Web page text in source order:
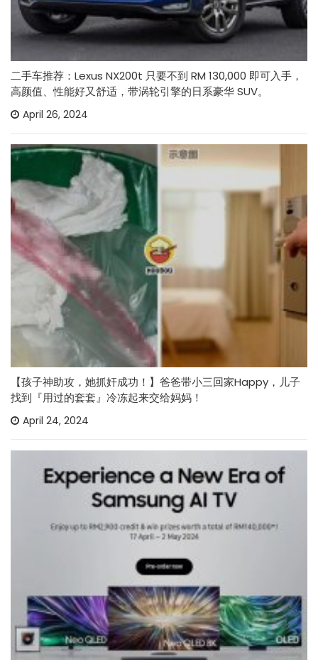
二手车推荐：Lexus NX200t 只要不到 RM 130,000 即可入手，
高颜值、性能好又舒适，带涡轮引擎的日系豪华 SUV。
April 26, 2024
【孩子神助攻，她抓奸成功！】爸爸带小三回家Happy，儿子
找到『用过的套套』冷冻起来交给妈妈！
April 24, 2024